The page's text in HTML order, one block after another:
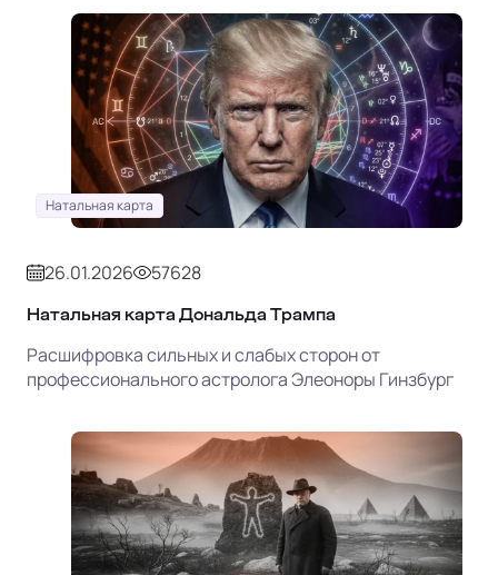
Натальная карта
26.01.2026 57628
Натальная карта Дональда Трампа
Расшифровка сильных и слабых сторон от
профессионального астролога Элеоноры Гинзбург